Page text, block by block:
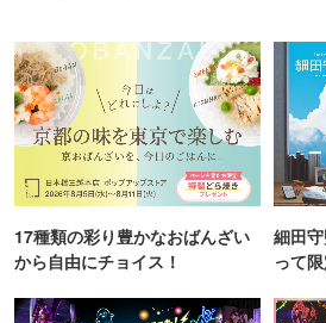
17種類の彩り豊かなおばんざい
から自由にチョイス！
細田
って